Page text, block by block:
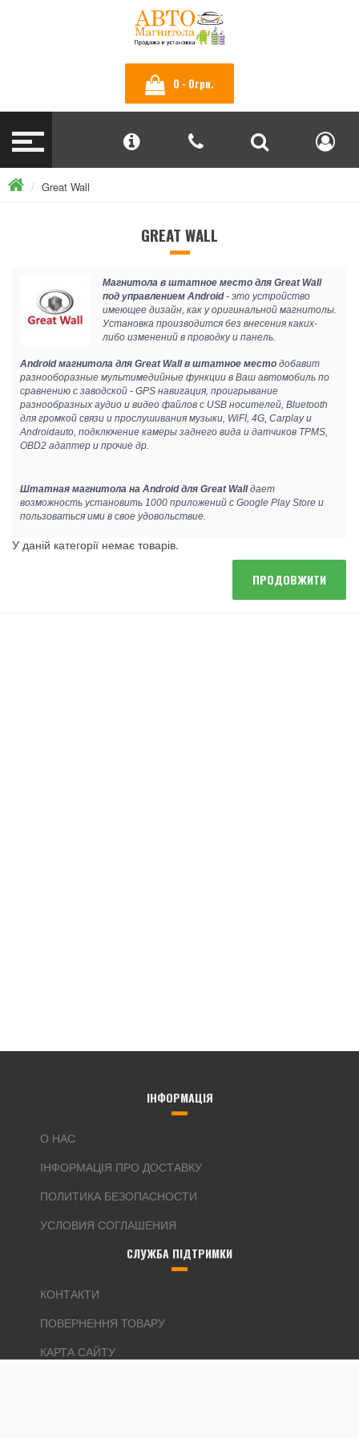
0 - 0грн.
Great Wall
GREAT WALL
Магнитола в штатное место для Great Wall
под управлением Android- это устройство
имеющее дизайн, как у оригинальной магнитолы.
Установка производится без внесения каких-
либо изменений в проводку и панель.
Android магнитола для Great Wall в штатное место добавит
разнооборазные мультимедийные функции в Ваш автомобиль по
сравнению с заводской - GPS навигация, проигрывание
разнообразных аудио и видео файлов с USB носителей, Bluetooth
для громкой связи и прослушивания музыки, WiFI, 4G, Carplay и
Androidauto, подключение камеры заднего вида и датчиков TPMS,
OBD2 адаптер и прочие др.
Штатная магнитола на Android для Great Wall дает
возможность установить 1000 приложений с Google Play Store и
пользоваться ими в свое удовольствие.
У даній категорії немає товарів.
ПРОДОВЖИТИ
ІНФОРМАЦІЯ
О НАС
ІНФОРМАЦІЯ ПРО ДОСТАВКУ
ПОЛИТИКА БЕЗОПАСНОСТИ
УСЛОВИЯ СОГЛАШЕНИЯ
СЛУЖБА ПІДТРИМКИ
КОНТАКТИ
ПОВЕРНЕННЯ ТОВАРУ
КАРТА САЙТУ